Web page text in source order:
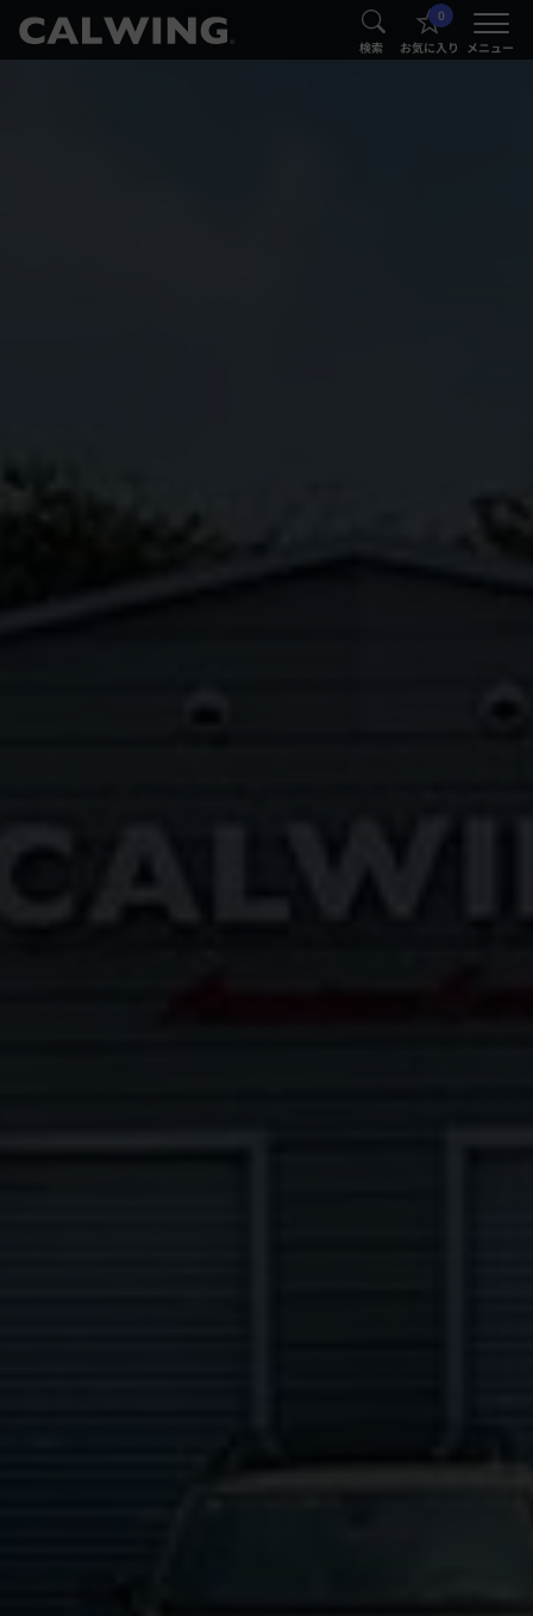
® 検索
0
お気に入り メニュー
®